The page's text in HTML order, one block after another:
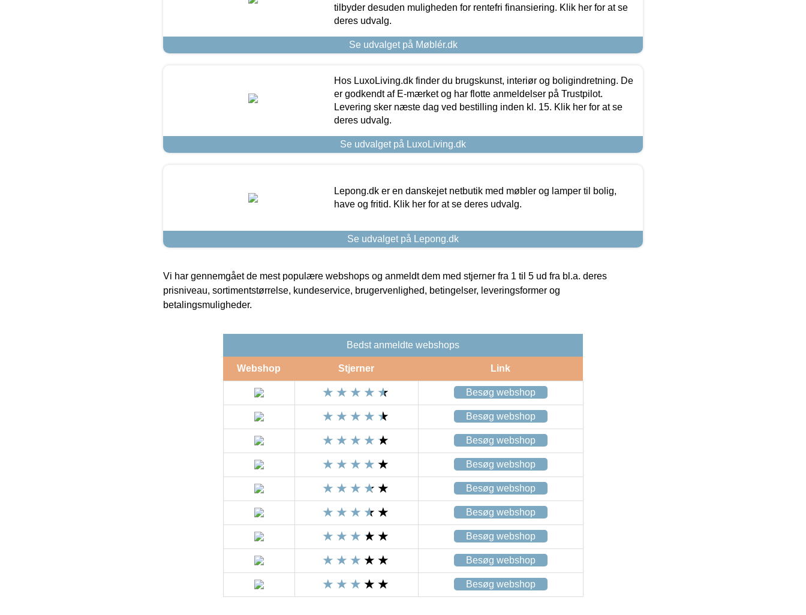
tilbyder desuden muligheden for rentefri finansiering. Klik her for at se
deres udvalg.
Se udvalget på Møblér.dk
Hos LuxoLiving.dk finder du brugskunst, interiør og boligindretning. De
er godkendt af E-mærket og har flotte anmeldelser på Trustpilot.
Levering sker næste dag ved bestilling inden kl. 15. Klik her for at se
deres udvalg.
Se udvalget på LuxoLiving.dk
Lepong.dk er en danskejet netbutik med møbler og lamper til bolig,
have og fritid. Klik her for at se deres udvalg.
Se udvalget på Lepong.dk
Vi har gennemgået de mest populære webshops og anmeldt dem med stjerner fra 1 til 5 ud fra bl.a. deres
prisniveau, sortimentstørrelse, kundeservice, brugervenlighed, betingelser, leveringsformer og
betalingsmuligheder.
Bedst anmeldte webshops
Webshop Stjerner Link
Besøg webshop
Besøg webshop
Besøg webshop
Besøg webshop
Besøg webshop
Besøg webshop
Besøg webshop
Besøg webshop
Besøg webshop